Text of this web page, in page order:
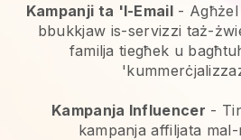
Kampanji ta 'l-Email -
bbukkjaw is-servizzi taż-
familja tiegħek u
Kampanja Influencer -
kampanja affiljata mal-